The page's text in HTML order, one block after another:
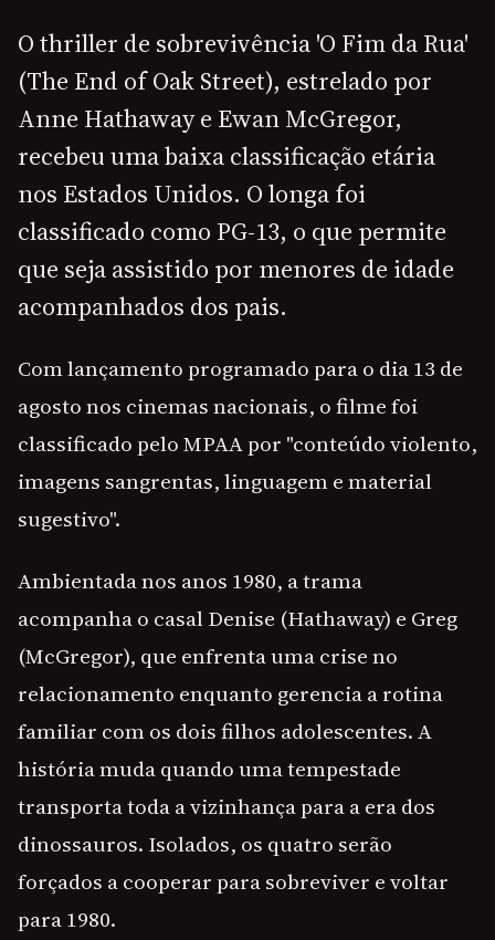
O thriller de sobrevivência 'O Fim da Rua'
(The End of Oak Street), estrelado por
Anne Hathaway e Ewan McGregor,
recebeu uma baixa classificação etária
nos Estados Unidos. O longa foi
classificado como PG-13, o que permite
que seja assistido por menores de idade
acompanhados dos pais.
Com lançamento programado para o dia 13 de
agosto nos cinemas nacionais, o filme foi
classificado pelo MPAA por "conteúdo violento,
imagens sangrentas, linguagem e material
sugestivo".
Ambientada nos anos 1980, a trama
acompanha o casal Denise (Hathaway) e Greg
(McGregor), que enfrenta uma crise no
relacionamento enquanto gerencia a rotina
familiar com os dois filhos adolescentes. A
história muda quando uma tempestade
transporta toda a vizinhança para a era dos
dinossauros. Isolados, os quatro serão
forçados a cooperar para sobreviver e voltar
para 1980.